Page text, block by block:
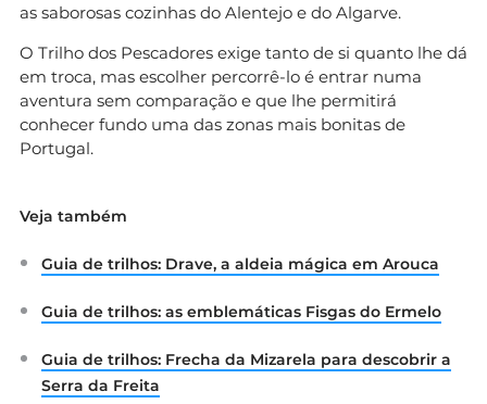
as saborosas cozinhas do Alentejo e do Algarve.
O Trilho dos Pescadores exige tanto de si quanto lhe dá
em troca, mas escolher percorrê-lo é entrar numa
aventura sem comparação e que lhe permitirá
conhecer fundo uma das zonas mais bonitas de
Portugal.
Veja também
Guia de trilhos: Drave, a aldeia mágica em Arouca
Guia de trilhos: as emblemáticas Fisgas do Ermelo
Guia de trilhos: Frecha da Mizarela para descobrir a
Serra da Freita